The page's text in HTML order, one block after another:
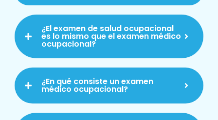
¿El examen de salud ocupacional
es lo mismo que el examen médico
ocupacional?
¿En qué consiste un examen
médico ocupacional?